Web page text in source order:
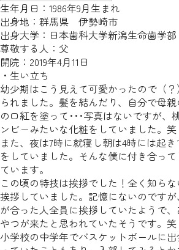
生年月日：1986年9月生まれ
出身地：群馬県 伊勢崎市
出身大学：日本歯科大学新潟生命歯学
尊敬する人：父
開院：2019年4月11日
・生い立ち
幼少期はこう見えて可愛かったので（
られました。髪を結んだり、自分で母
の口紅を塗って･･･写真はないですが、
ンビーみたいな化粧をしていました。笑
また、夜は7時に就寝し朝は4時には起
をしていました。そんな僕に付き合っ
ています。
この頃の特技は挨拶でした！全く知ら
挨拶していました。記憶にないのです
が合った人全員に挨拶していたようで
やつが来たと思われていたそうです。笑
小学校の中学年でバスケットボールに